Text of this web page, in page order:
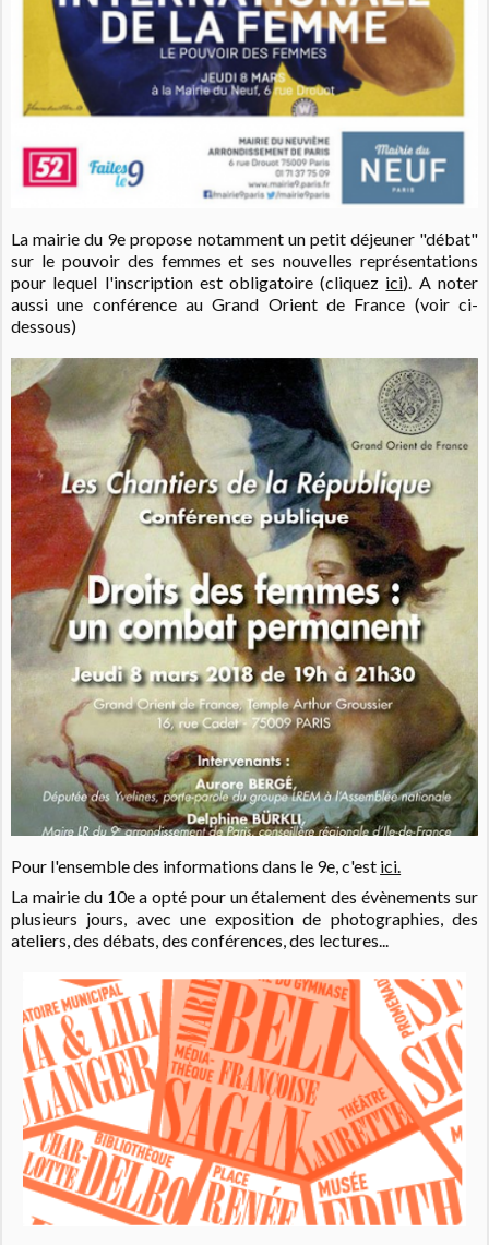
La mairie du 9e propose notamment un petit déjeuner "débat"
sur le pouvoir des femmes et ses nouvelles représentations
pour lequel l'inscription est obligatoire (cliquez ici). A noter
aussi une conférence au Grand Orient de France (voir ci-
dessous)
Pour l'ensemble des informations dans le 9e, c'est ici.
La mairie du 10e a opté pour un étalement des évènements sur
plusieurs jours, avec une exposition de photographies, des
ateliers, des débats, des conférences, des lectures...